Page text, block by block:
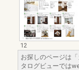
12
お探しのページは
タログビューでは